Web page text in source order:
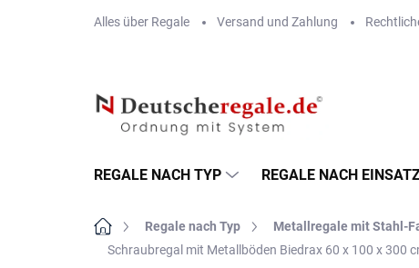
Alles über Regale Versand und Zahlung
REGALE NACH TYP REGALE NACH
StartseiteRegale nach Typ
Metallregale mit Stahl-
Schraubregal mit Metallböden Biedrax 60 x 100 x 300